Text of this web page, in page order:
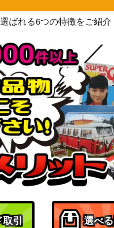
ばれる6つの特徴をご紹介
取引 選べ